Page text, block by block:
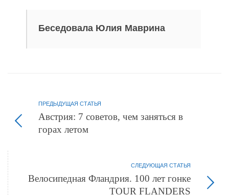
Беседовала Юлия Маврина
ПРЕДЫДУЩАЯ СТАТЬЯ
Австрия: 7 советов, чем заняться в
горах летом
СЛЕДУЮЩАЯ СТАТЬЯ
Велосипедная Фландрия. 100 лет гонке
TOUR FLANDERS